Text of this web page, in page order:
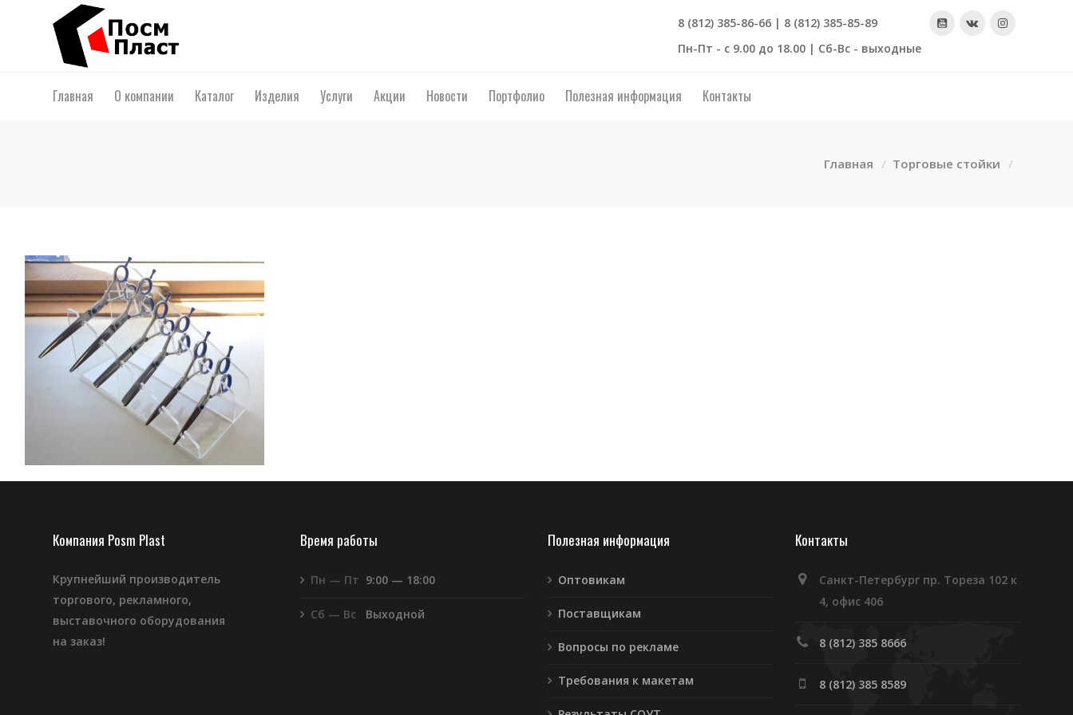
8 (812) 385-86-66 | 8 (812) 385-85-89
Пн-Пт - с 9.00 до 18.00 | Сб-Вс - выходные
Главная О компании Каталог Изделия Услуги Акции Новости Портфолио Полезная информация Контакты
Главная Торговые стойки
Компания Posm Plast
Крупнейший производитель
торгового, рекламного,
выставочного оборудования
на заказ!
Время работы
Пн — Пт 9:00 — 18:00
Сб — Вс Выходной
Полезная информация
Оптовикам
Поставщикам
Вопросы по рекламе
Требования к макетам
Контакты
Санкт-Петербург пр. Тореза 102 к
4, офис 406
8 (812) 385 8666
8 (812) 385 8589